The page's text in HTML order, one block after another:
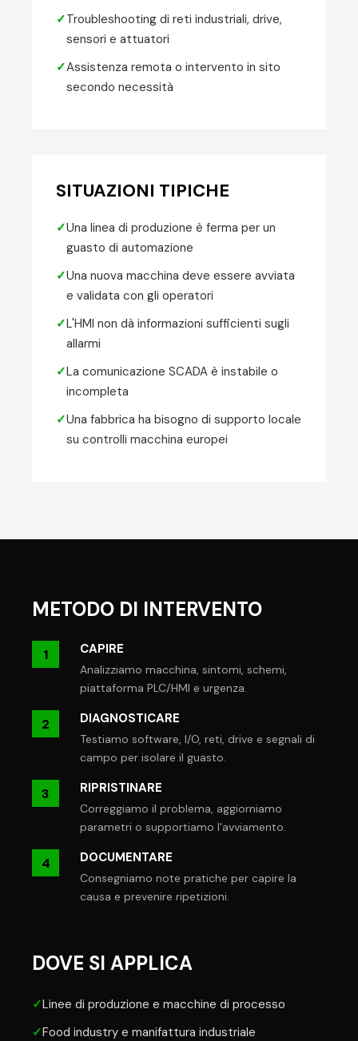
✓Troubleshooting di reti industriali, drive,
sensori e attuatori
✓Assistenza remota o intervento in sito
secondo necessità
SITUAZIONI TIPICHE
✓Una linea di produzione è ferma per un
guasto di automazione
✓Una nuova macchina deve essere avviata
e validata con gli operatori
✓L'HMI non dà informazioni sufficienti sugli
allarmi
✓La comunicazione SCADA è instabile o
incompleta
✓Una fabbrica ha bisogno di supporto locale
su controlli macchina europei
METODO DI INTERVENTO
1 CAPIRE
Analizziamo macchina, sintomi, schemi,
piattaforma PLC/HMI e urgenza.
2 DIAGNOSTICARE
Testiamo software, I/O, reti, drive e segnali di
campo per isolare il guasto.
3 RIPRISTINARE
Correggiamo il problema, aggiorniamo
parametri o supportiamo l'avviamento.
4 DOCUMENTARE
Consegniamo note pratiche per capire la
causa e prevenire ripetizioni.
DOVE SI APPLICA
✓Linee di produzione e macchine di processo
✓Food industry e manifattura industriale